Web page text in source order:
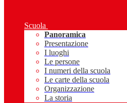
Scuola
Panoramica
Presentazione
I luoghi
Le persone
I numeri della scuola
Le carte della scuola
Organizzazione
La storia